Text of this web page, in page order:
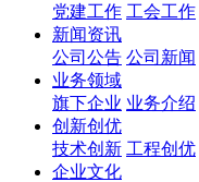
党建工作 工会工作
新闻资讯
公司公告 公司新闻
业务领域
旗下企业 业务介绍
创新创优
技术创新 工程创优
企业文化